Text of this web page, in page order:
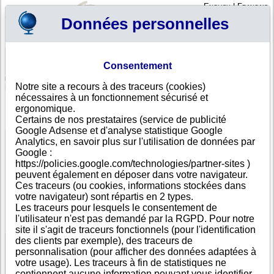
English|Français
Votre panier est vide
Moldavie >Toutes villes > Chisinau
Partautonet SRL, Chisinau
FICHE ENTREPRISE
Dénomination Partautonet SRL
Adresse
of. 6, 142 Hincesti soseaua
Ville
Chisinau- MD-2028
Pays
Moldavie
Type
d'adresse
Adresse unique
Téléphone
+373 22------
DUNS®
Number
50-------
Voir les informations disponibles
Données personnelles
Consentement
Notre site a recours à des traceurs (cookies)
nécessaires à un fonctionnement sécurisé et
ergonomique.
Certains de nos prestataires (service de publicité
Google Adsense et d'analyse statistique Google
Analytics, en savoir plus sur l'utilisation de données par
Google :
https://policies.google.com/technologies/partner-sites )
peuvent également en déposer dans votre navigateur.
Ces traceurs (ou cookies, informations stockées dans
votre navigateur) sont répartis en 2 types.
Les traceurs pour lesquels le consentement de
l'utilisateur n'est pas demandé par la RGPD. Pour notre
site il s'agit de traceurs fonctionnels (pour l'identification
des clients par exemple), des traceurs de
personnalisation (pour afficher des données adaptées à
votre usage). Les traceurs à fin de statistiques ne